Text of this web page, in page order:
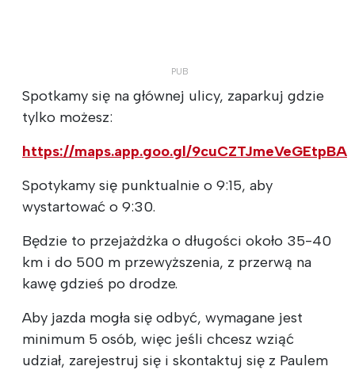
Spotkamy się na głównej ulicy, zaparkuj gdzie
tylko możesz:
https://maps.app.goo.gl/9cuCZTJmeVeGEtpBA
Spotykamy się punktualnie o 9:15, aby
wystartować o 9:30.
Będzie to przejażdżka o długości około 35-40
km i do 500 m przewyższenia, z przerwą na
kawę gdzieś po drodze.
Aby jazda mogła się odbyć, wymagane jest
minimum 5 osób, więc jeśli chcesz wziąć
udział, zarejestruj się i skontaktuj się z Paulem